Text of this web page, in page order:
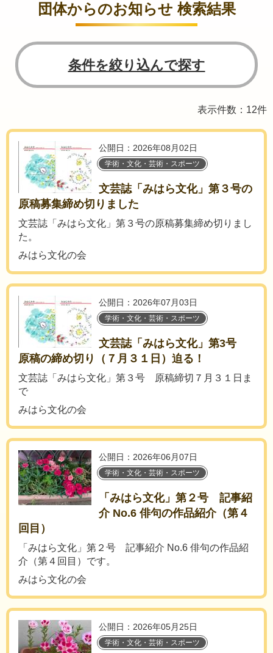
団体からのお知らせ 検索結果
条件を絞り込んで探す
表示件数：12件
公開日：2026年08月02日
学術・文化・芸術・スポーツ
文芸誌「みはら文化」第３号の
原稿募集締め切りました
文芸誌「みはら文化」第３号の原稿募集締め切りまし
た。
みはら文化の会
公開日：2026年07月03日
学術・文化・芸術・スポーツ
文芸誌「みはら文化」第3号
原稿の締め切り（７月３１日）迫る！
文芸誌「みはら文化」第３号 原稿締切７月３１日ま
で
みはら文化の会
公開日：2026年06月07日
学術・文化・芸術・スポーツ
「みはら文化」第２号 記事紹
介 No.6 俳句の作品紹介（第４
回目）
「みはら文化」第２号 記事紹介 No.6 俳句の作品紹
介（第４回目）です。
みはら文化の会
公開日：2026年05月25日
学術・文化・芸術・スポーツ